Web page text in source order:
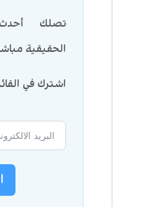
تصلك
الحقيقية
اشترك في